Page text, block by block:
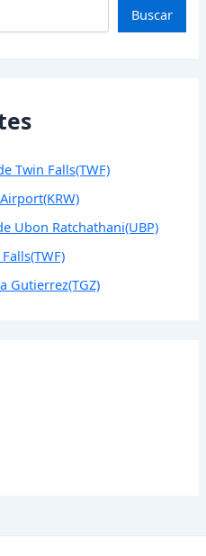
Buscar
Twin Falls(TWF)
Ubon Ratchathani(UBP)
Gutierrez(TGZ)